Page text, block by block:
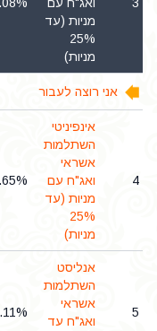
מניות (עד
25%
מניות)
אני רוצה לעבור
4
אינפיניטי
השתלמות
אשראי
ואג"ח עם
מניות (עד
25%
מניות)
5
אנליסט
השתלמות
אשראי
ואג"ח עד